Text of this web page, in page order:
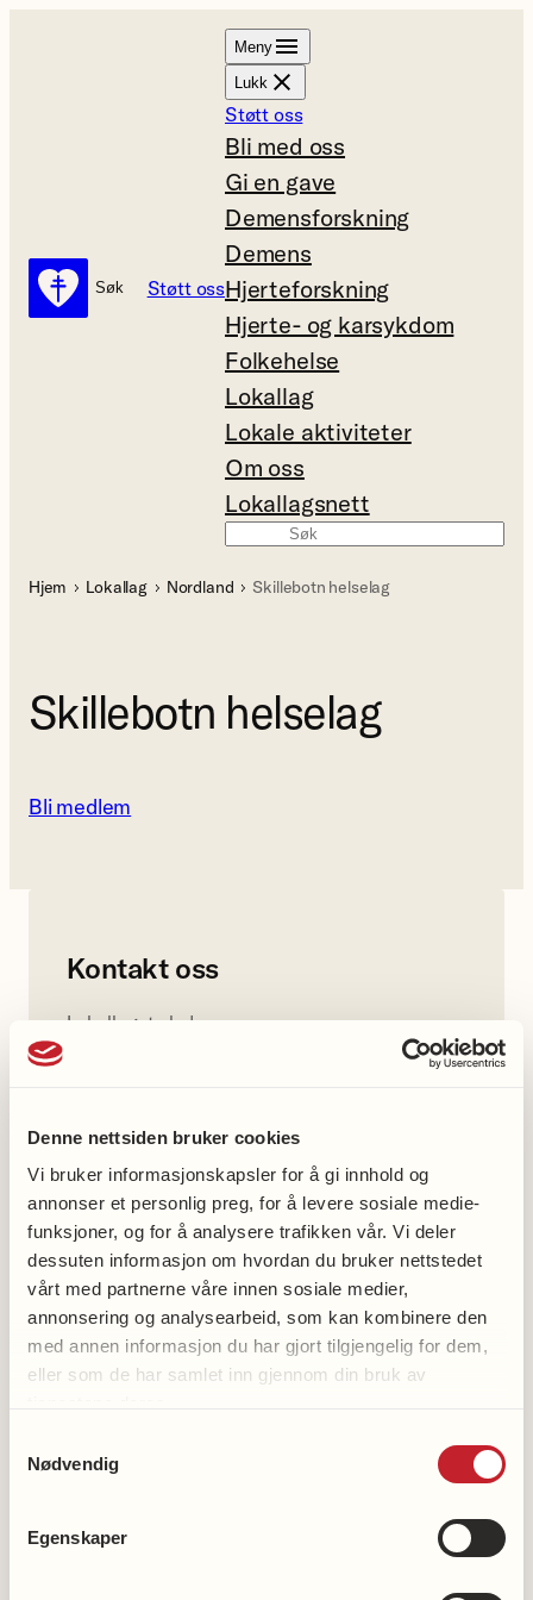
Denne nettsiden bruker cookies
Vi bruker informasjonskapsler for å gi innhold og
annonser et personlig preg, for å levere sosiale medie-
funksjoner, og for å analysere trafikken vår. Vi deler
dessuten informasjon om hvordan du bruker nettstedet
vårt med partnerne våre innen sosiale medier,
annonsering og analysearbeid, som kan kombinere den
med annen informasjon du har gjort tilgjengelig for dem,
eller som de har samlet inn gjennom din bruk av
Nødvendig
Egenskaper
Søk
Søk Støtt oss
Meny
Lukk
Støtt oss
Bli med oss
Gi en gave
Demensforskning
Demens
Hjerteforskning
Hjerte- og karsykdom
Folkehelse
Lokallag
Lokale aktiviteter
Om oss
Lokallagsnett
Hjem Lokallag Nordland Skillebotn helselag
Skillebotn helselag
Bli medlem
Kontakt oss
Lokallagets leder
Skillebotn helselag gruppe
Facebook
Bli medlem
Støtt hjerteforskningen
Støtt demensforskningen